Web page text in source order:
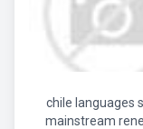
chile languages
mainstream